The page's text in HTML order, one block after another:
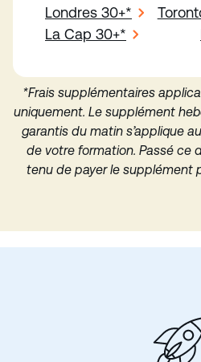
Londres 30+*
La Cap 30+*
*Frais supplémentaires
uniquement. Le supplément
garantis du matin s’applique
de votre formation. Passé ce
tenu de payer le supplément